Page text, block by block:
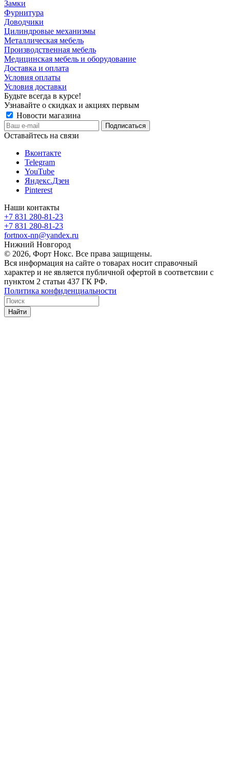
Замки
Фурнитура
Доводчики
Цилиндровые механизмы
Металлическая мебель
Производственная мебель
Медицинская мебель и оборудование
Доставка и оплата
Условия оплаты
Условия доставки
Будьте всегда в курсе!
Узнавайте о скидках и акциях первым
Новости магазина
Оставайтесь на связи
Вконтакте
Telegram
YouTube
Яндекс.Дзен
Pinterest
Наши контакты
+7 831 280-81-23
+7 831 280-81-23
fortnox-nn@yandex.ru
Нижний Новгород
© 2026, Форт Нокс. Все права защищены.
Вся информация на сайте о товарах носит справочный
характер и не является публичной офертой в соответсвии с
пунктом 2 статьи 437 ГК РФ.
Политика конфиденциальности
Найти